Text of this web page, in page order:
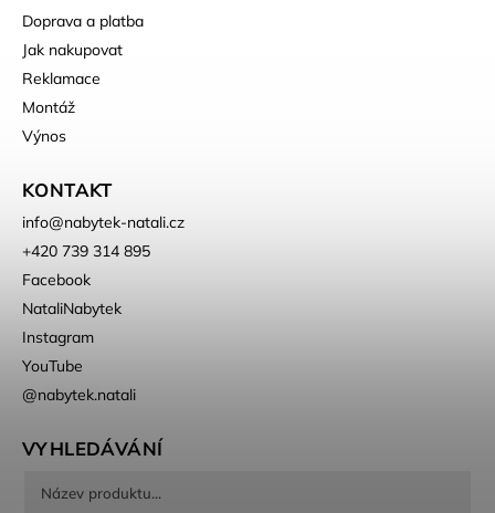
Doprava a platba
Jak nakupovat
Reklamace
Montáž
Výnos
KONTAKT
info@nabytek-natali.cz
+420 739 314 895
Facebook
NataliNabytek
Instagram
YouTube
@nabytek.natali
VYHLEDÁVÁNÍ